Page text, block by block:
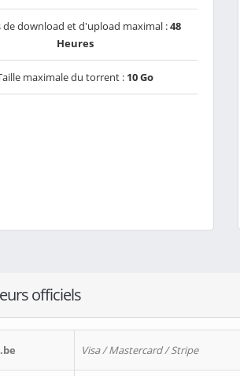
de download et d'upload maximal :48
Heures
maximale du torrent : 10 Go
officiels
Visa / Mastercard / Stripe